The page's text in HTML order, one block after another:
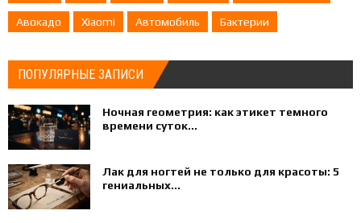
Авокадо Xiaomi Автомобиль Бактерии
ПОПУЛЯРНЫЕ ЗАПИСИ
Ночная геометрия: как этикет темного
времени суток...
Лак для ногтей не только для красоты: 5
гениальных...